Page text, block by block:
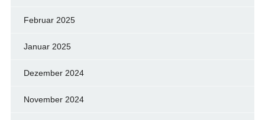
Februar 2025
Januar 2025
Dezember 2024
November 2024